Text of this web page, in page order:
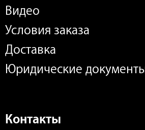
Видео
Условия заказа
Доставка
Юридические
Контакты